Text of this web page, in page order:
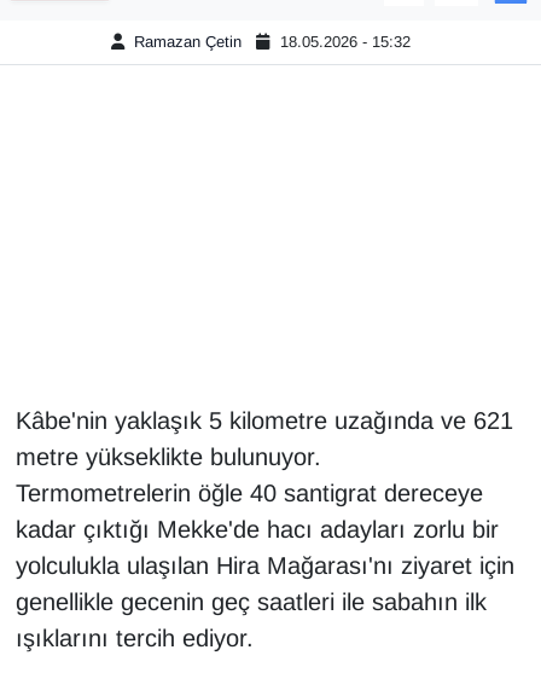
Ramazan Çetin 18.05.2026 - 15:32
Kâbe'nin yaklaşık 5 kilometre uzağında ve 621
metre yükseklikte bulunuyor.
Termometrelerin öğle 40 santigrat dereceye
kadar çıktığı Mekke'de hacı adayları zorlu bir
yolculukla ulaşılan Hira Mağarası'nı ziyaret için
genellikle gecenin geç saatleri ile sabahın ilk
ışıklarını tercih ediyor.
En çok konuşulanlar
GENEL
Kadın
Kamu Alımları
Kim Kimdir?
Kültür & Sanat